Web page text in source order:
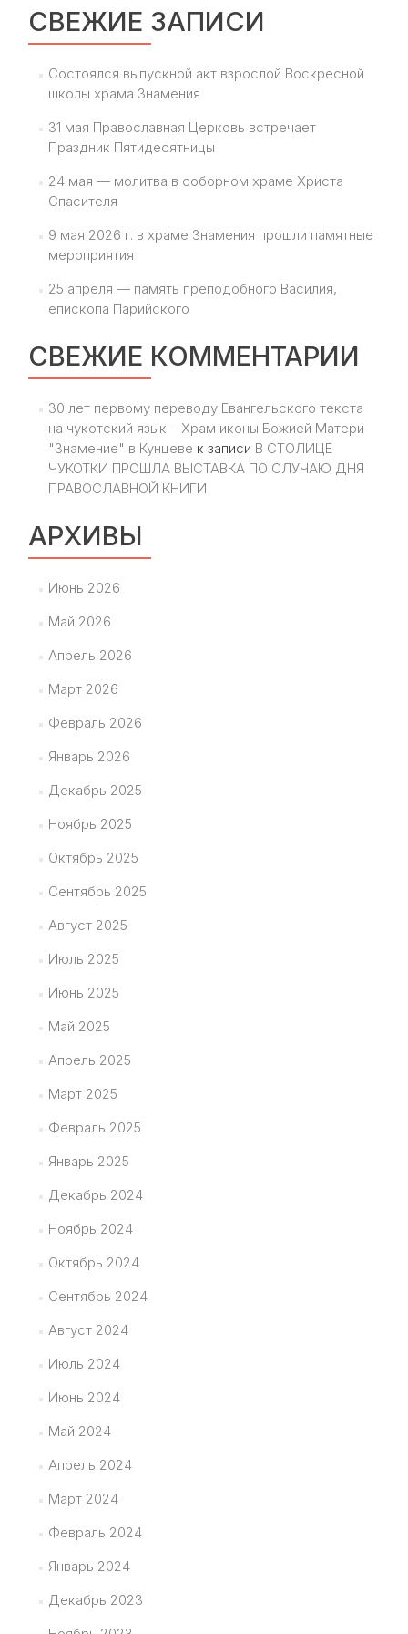
СВЕЖИЕ ЗАПИСИ
Состоялся выпускной акт взрослой Воскресной
школы храма Знамения
31 мая Православная Церковь встречает
Праздник Пятидесятницы
24 мая — молитва в соборном храме Христа
Спасителя
9 мая 2026 г. в храме Знамения прошли памятные
мероприятия
25 апреля — память преподобного Василия,
епископа Парийского
СВЕЖИЕ КОММЕНТАРИИ
30 лет первому переводу Евангельского текста
на чукотский язык – Храм иконы Божией Матери
"Знамение" в Кунцеве к записи В СТОЛИЦЕ
ЧУКОТКИ ПРОШЛА ВЫСТАВКА ПО СЛУЧАЮ ДНЯ
ПРАВОСЛАВНОЙ КНИГИ
АРХИВЫ
Июнь 2026
Май 2026
Апрель 2026
Март 2026
Февраль 2026
Январь 2026
Декабрь 2025
Ноябрь 2025
Октябрь 2025
Сентябрь 2025
Август 2025
Июль 2025
Июнь 2025
Май 2025
Апрель 2025
Март 2025
Февраль 2025
Январь 2025
Декабрь 2024
Ноябрь 2024
Октябрь 2024
Сентябрь 2024
Август 2024
Июль 2024
Июнь 2024
Май 2024
Апрель 2024
Март 2024
Февраль 2024
Январь 2024
Декабрь 2023